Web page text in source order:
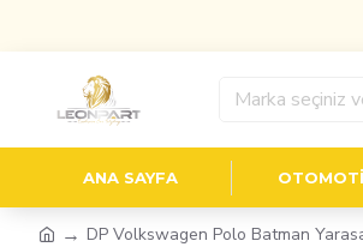
ANA SAYFA
DP Volkswagen Polo Batman